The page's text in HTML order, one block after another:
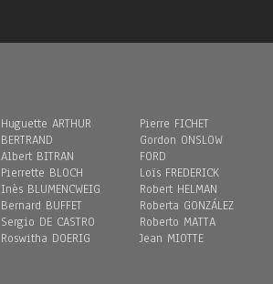
Huguette ARTHUR
BERTRAND
Albert BITRAN
Pierrette BLOCH
Inès BLUMENCWEIG
Bernard BUFFET
Sergio DE CASTRO
Roswitha DOERIG
Pierre FICHET
Gordon ONSLOW
FORD
Loïs FREDERICK
Robert HELMAN
Roberta GONZÁLEZ
Roberto MATTA
Jean MIOTTE